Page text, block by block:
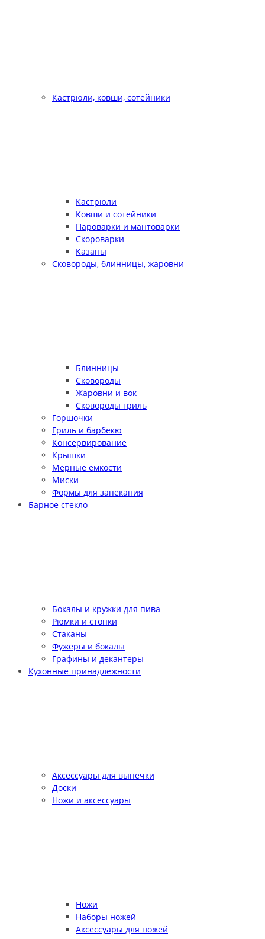
Кастрюли, ковши, сотейники
Кастрюли
Ковши и сотейники
Пароварки и мантоварки
Скороварки
Казаны
Сковороды, блинницы, жаровни
Блинницы
Сковороды
Жаровни и вок
Сковороды гриль
Горшочки
Гриль и барбекю
Консервирование
Крышки
Мерные емкости
Миски
Формы для запекания
Барное стекло
Бокалы и кружки для пива
Рюмки и стопки
Стаканы
Фужеры и бокалы
Графины и декантеры
Кухонные принадлежности
Аксессуары для выпечки
Доски
Ножи и аксессуары
Ножи
Наборы ножей
Аксессуары для ножей